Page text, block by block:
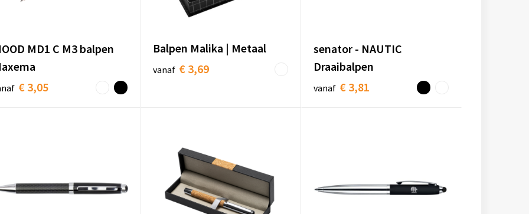
MD1 C M3 balpen
€ 3,05
Balpen Malika | Metaal
vanaf € 3,69
senator - NAUTIC
Draaibalpen
vanaf € 3,81